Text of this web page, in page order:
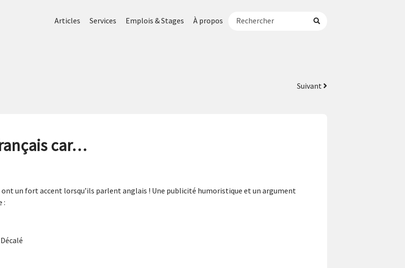
Articles Services Emplois & Stages À propos
Suivant
car…
ont un fort accent lorsqu’ils parlent anglais ! Une publicité humoristique et un argument
:
Décalé